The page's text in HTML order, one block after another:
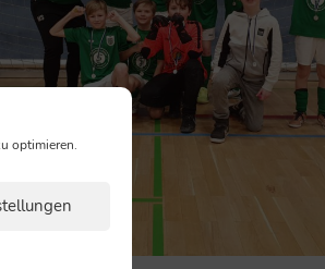
optimieren.